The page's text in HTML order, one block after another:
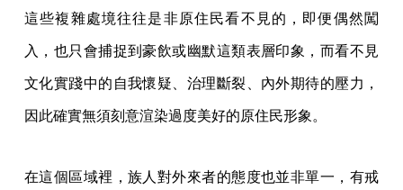
這些複雜處境往往是非原住民看不見的，即便偶然闖
入，也只會捕捉到豪飲或幽默這類表層印象，而看不見
文化實踐中的自我懷疑、治理斷裂、內外期待的壓力，
因此確實無須刻意渲染過度美好的原住民形象。
在這個區域裡，族人對外來者的態度也並非單一，有戒